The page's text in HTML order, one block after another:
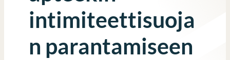
intimiteettisuoja
n parantamiseen